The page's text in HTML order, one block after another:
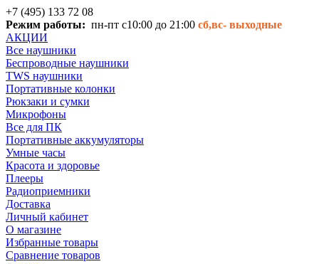
+7 (495) 133 72 08
Режим работы: пн-пт с10:00 до 21:00 сб,вс- выходные
АКЦИИ
Все наушники
Беспроводные наушники
TWS наушники
Портативные колонки
Рюкзаки и сумки
Микрофоны
Все для ПК
Портативные аккумуляторы
Умные часы
Красота и здоровье
Плееры
Радиоприемники
Доставка
Личный кабинет
О магазине
Избранные товары
Сравнение товаров